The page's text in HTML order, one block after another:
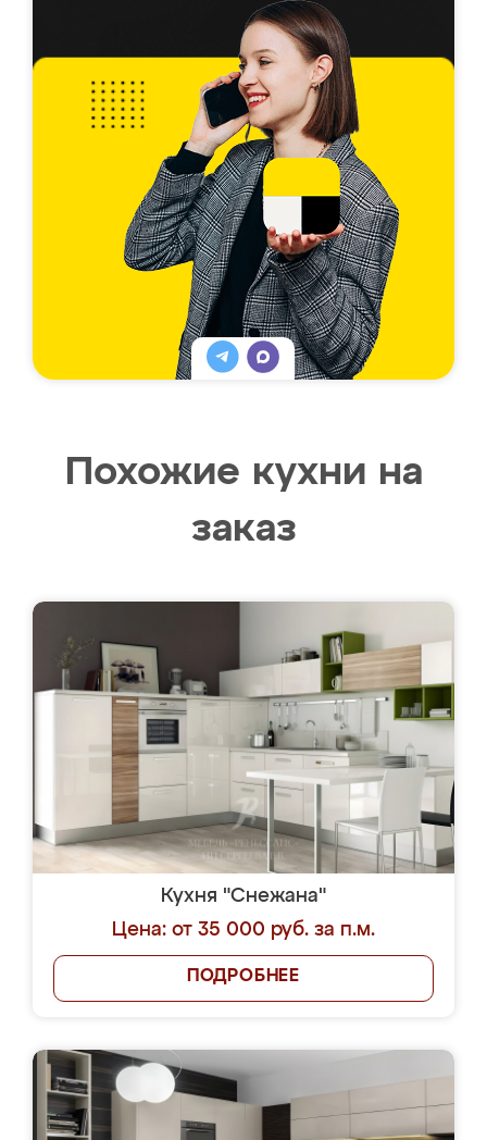
Похожие кухни на
заказ
Кухня "Снежана"
Цена: от 35 000 руб. за п.м.
ПОДРОБНЕЕ